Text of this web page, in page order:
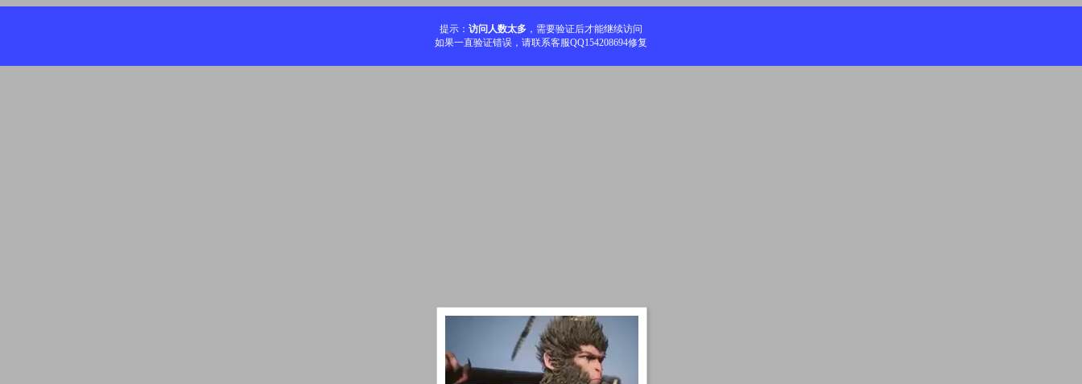
提示： 访问人数太多 ，需要验证后才能继续访问
如果一直验证错误，请联系客服QQ154208694修复
加载中